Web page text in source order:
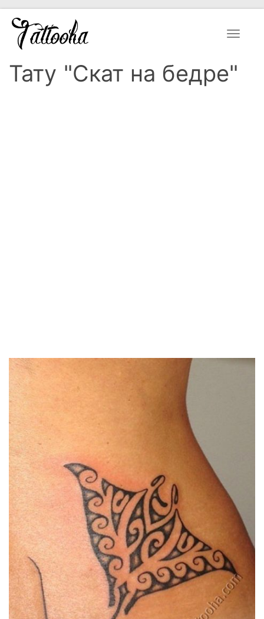
Toggle
Тату "Скат на бедре"